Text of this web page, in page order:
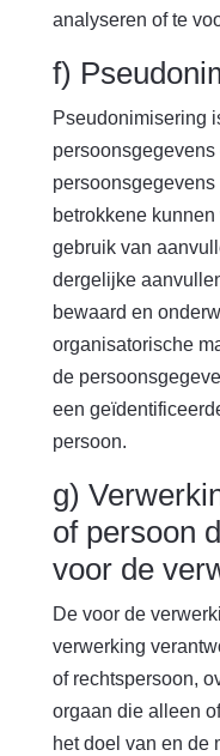
analyseren of te
f)
Pseudonimisering
betrokkene
gebruik van
dergelijke
bewaard en
organisatorische
de
een
persoon.
g)
of persoon
voor de
De voor de
verwerking
of rechtspersoon,
orgaan die alleen
het doel van en de